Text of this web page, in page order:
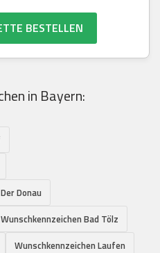
BESTELLEN
in Bayern:
Donau
Wunschkennzeichen Bad Tölz
Wunschkennzeichen Laufen